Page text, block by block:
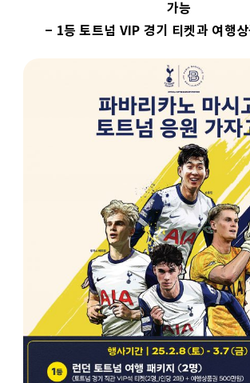
가능
– 1등 토트넘 VIP 경기 티켓과 여행상